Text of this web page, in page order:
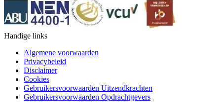
Handige links
Algemene voorwaarden
Privacybeleid
Disclaimer
Cookies
Gebruikersvoorwaarden Uitzendkrachten
Gebruikersvoorwaarden Opdrachtgevers